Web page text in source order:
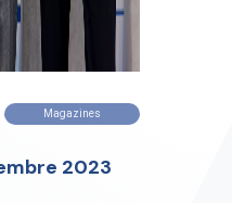
Magazines
2023